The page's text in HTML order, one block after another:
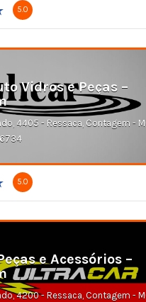
5.0
Vidros e Peças –
4405 - Ressaca, Contagem -
5.0
e Acessórios –
4200 - Ressaca, Contagem -